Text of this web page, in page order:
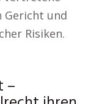
Gericht und
Risiken.
–